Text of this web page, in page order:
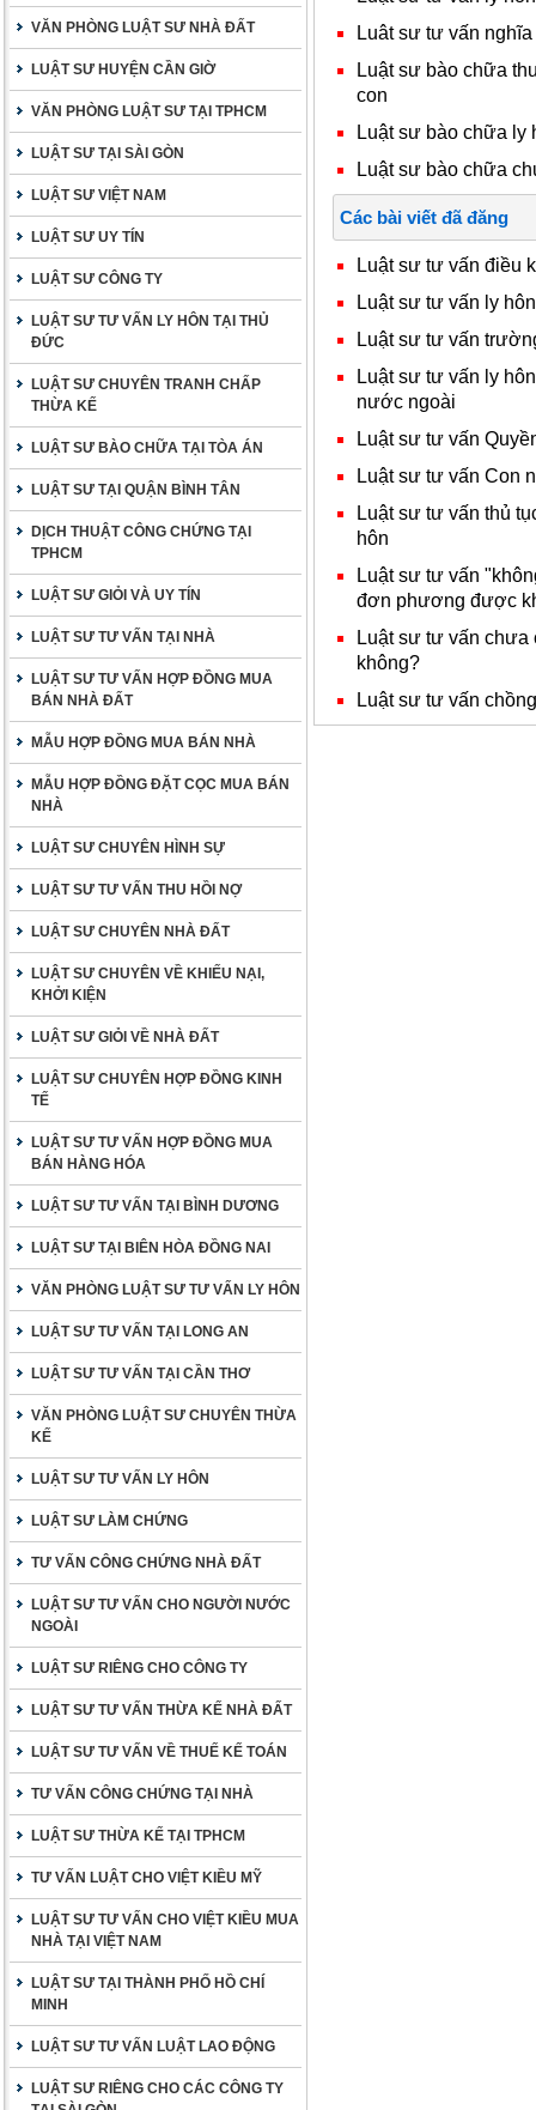
VĂN PHÒNG LUẬT SƯ NHÀ ĐẤT
LUẬT SƯ HUYỆN CẦN GIỜ
VĂN PHÒNG LUẬT SƯ TẠI TPHCM
LUẬT SƯ TẠI SÀI GÒN
LUẬT SƯ VIỆT NAM
LUẬT SƯ UY TÍN
LUẬT SƯ CÔNG TY
LUẬT SƯ TƯ VẤN LY HÔN TẠI THỦ
ĐỨC
LUẬT SƯ CHUYÊN TRANH CHẤP
THỪA KẾ
LUẬT SƯ BÀO CHỮA TẠI TÒA ÁN
LUẬT SƯ TẠI QUẬN BÌNH TÂN
DỊCH THUẬT CÔNG CHỨNG TẠI
TPHCM
LUẬT SƯ GIỎI VÀ UY TÍN
LUẬT SƯ TƯ VẤN TẠI NHÀ
LUẬT SƯ TƯ VẤN HỢP ĐỒNG MUA
BÁN NHÀ ĐẤT
MẪU HỢP ĐỒNG MUA BÁN NHÀ
MẪU HỢP ĐỒNG ĐẶT CỌC MUA BÁN
NHÀ
LUẬT SƯ CHUYÊN HÌNH SỰ
LUẬT SƯ TƯ VẤN THU HỒI NỢ
LUẬT SƯ CHUYÊN NHÀ ĐẤT
LUẬT SƯ CHUYÊN VỀ KHIẾU NẠI,
KHỞI KIỆN
LUẬT SƯ GIỎI VỀ NHÀ ĐẤT
LUẬT SƯ CHUYÊN HỢP ĐỒNG KINH
TẾ
LUẬT SƯ TƯ VẤN HỢP ĐỒNG MUA
BÁN HÀNG HÓA
LUẬT SƯ TƯ VẤN TẠI BÌNH DƯƠNG
LUẬT SƯ TẠI BIÊN HÒA ĐỒNG NAI
VĂN PHÒNG LUẬT SƯ TƯ VẤN LY HÔN
LUẬT SƯ TƯ VẤN TẠI LONG AN
LUẬT SƯ TƯ VẤN TẠI CẦN THƠ
VĂN PHÒNG LUẬT SƯ CHUYÊN THỪA
KẾ
LUẬT SƯ TƯ VẤN LY HÔN
LUẬT SƯ LÀM CHỨNG
TƯ VẤN CÔNG CHỨNG NHÀ ĐẤT
LUẬT SƯ TƯ VẤN CHO NGƯỜI NƯỚC
NGOÀI
LUẬT SƯ RIÊNG CHO CÔNG TY
LUẬT SƯ TƯ VẤN THỪA KẾ NHÀ ĐẤT
LUẬT SƯ TƯ VẤN VỀ THUẾ KẾ TOÁN
TƯ VẤN CÔNG CHỨNG TẠI NHÀ
LUẬT SƯ THỪA KẾ TẠI TPHCM
TƯ VẤN LUẬT CHO VIỆT KIỀU MỸ
LUẬT SƯ TƯ VẤN CHO VIỆT KIỀU MUA
NHÀ TẠI VIỆT NAM
LUẬT SƯ TẠI THÀNH PHỐ HỒ CHÍ
MINH
LUẬT SƯ TƯ VẤN LUẬT LAO ĐỘNG
LUẬT SƯ RIÊNG CHO CÁC CÔNG TY
Luât sư tư vấn
Luật sư bào chữa
con
Luật sư bào chữa ly
Luật sư bào chữa
Các bài viết đã đăng
Luật sư tư vấn điều
Luật sư tư vấn ly
Luật sư tư vấn
Luật sư tư vấn ly
nước ngoài
Luật sư tư vấn
Luật sư tư vấn Con
Luật sư tư vấn thủ
hôn
Luật sư tư vấn
đơn phương được
Luật sư tư vấn chưa
không?
Luật sư tư vấn